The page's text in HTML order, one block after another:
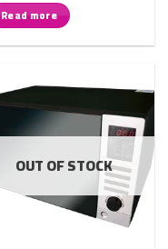
Read more
OUT OF STOCK